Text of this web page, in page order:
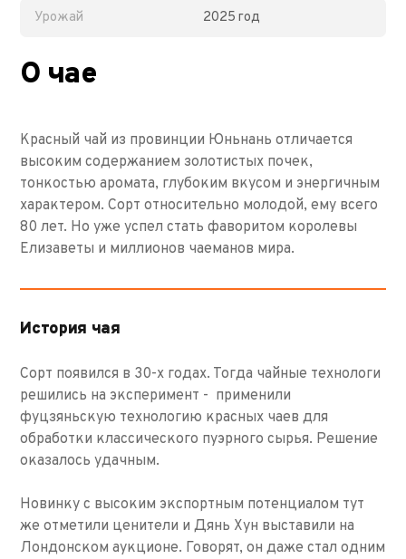
Урожай 2025 год
О чае
Красный чай из провинции Юньнань отличается
высоким содержанием золотистых почек,
тонкостью аромата, глубоким вкусом и энергичным
характером. Сорт относительно молодой, ему всего
80 лет. Но уже успел стать фаворитом королевы
Елизаветы и миллионов чаеманов мира.
История чая
Сорт появился в 30-х годах. Тогда чайные технологи
решились на эксперимент - применили
фуцзяньскую технологию красных чаев для
обработки классического пуэрного сырья. Решение
оказалось удачным.
Новинку с высоким экспортным потенциалом тут
же отметили ценители и Дянь Хун выставили на
Лондонском аукционе. Говорят, он даже стал одним